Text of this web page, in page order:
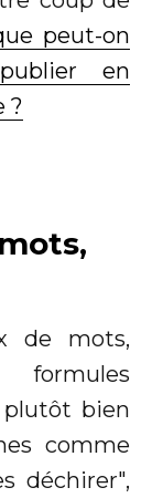
peut-on
en
?
de mots,
plutôt bien
comme
déchirer",